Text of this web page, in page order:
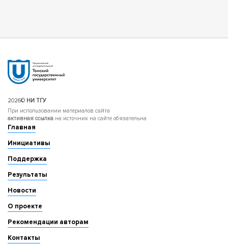
2026© НИ ТГУ
При использовании материалов сайта
активная ссылка на источник на сайте обязательна
Главная
Инициативы
Поддержка
Результаты
Новости
О проекте
Рекомендации авторам
Контакты